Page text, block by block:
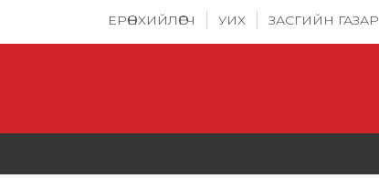
ЕРӨНХИЙЛӨГЧ УИХ ЗАСГИЙН ГАЗАР